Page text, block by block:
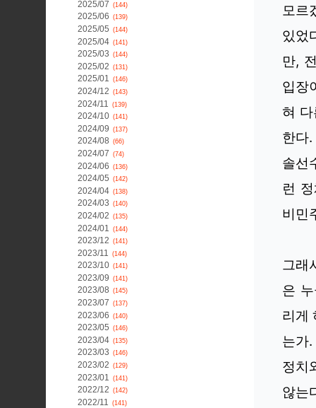
모르
있었
만,
입장
혀
한다
솔선
런
비민
그래
은
리게
는가
정치
않는
2025/07 (144)
2025/06 (139)
2025/05 (144)
2025/04 (141)
2025/03 (144)
2025/02 (131)
2025/01 (146)
2024/12 (143)
2024/11 (139)
2024/10 (141)
2024/09 (137)
2024/08 (66)
2024/07 (74)
2024/06 (136)
2024/05 (142)
2024/04 (138)
2024/03 (140)
2024/02 (135)
2024/01 (144)
2023/12 (141)
2023/11 (144)
2023/10 (141)
2023/09 (141)
2023/08 (145)
2023/07 (137)
2023/06 (140)
2023/05 (146)
2023/04 (135)
2023/03 (146)
2023/02 (129)
2023/01 (141)
2022/12 (142)
2022/11 (141)